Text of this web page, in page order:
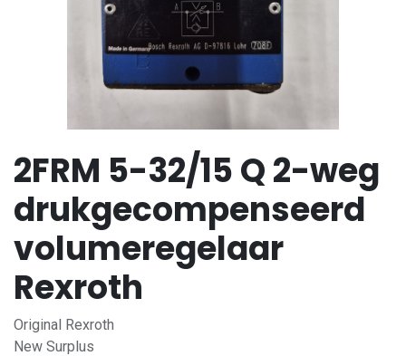
2FRM 5-32/15 Q 2-weg
drukgecompenseerd
volumeregelaar
Rexroth
Original Rexroth
New Surplus